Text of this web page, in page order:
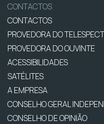
CONTACTOS
CONTACTOS
PROVEDORA DO
PROVEDORA DO OUVINTE
ACESSIBILIDADES
SATÉLITES
A EMPRESA
CONSELHO GERAL
CONSELHO DE OPINIÃO